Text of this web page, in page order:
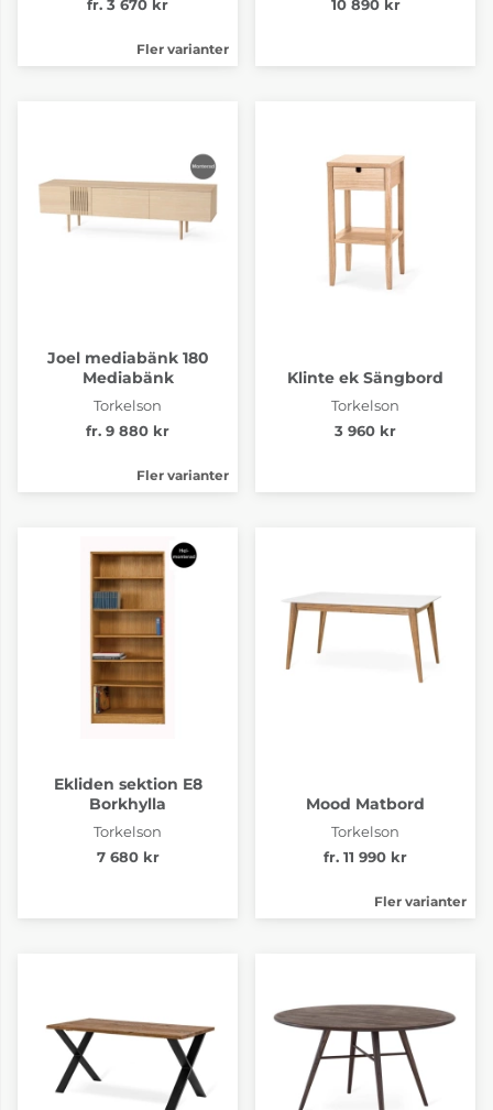
fr. 3 670 kr
Fler varianter
10 890 kr
Joel mediabänk 180
Mediabänk
Torkelson
fr. 9 880 kr
Fler varianter
Klinte ek Sängbord
Torkelson
3 960 kr
Ekliden sektion E8
Borkhylla
Torkelson
7 680 kr
Mood Matbord
Torkelson
fr. 11 990 kr
Fler varianter